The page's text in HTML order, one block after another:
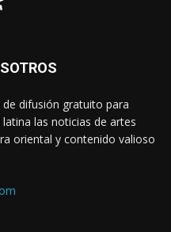
difusión gratuito para
las noticias de artes
oriental y contenido valioso